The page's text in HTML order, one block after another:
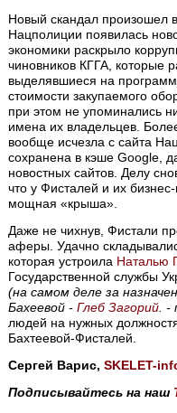
Новый скандал произошел
Нацполиции появилась
экономики раскрыло
чиновников КГГА, которые
выделявшиеся на
стоимости закупаемого
при этом не упоминались
имена их владельцев.
вообще исчезла с сайта
сохранена в кэше Google,
новостных сайтов. Делу
что у Фисталей и их
мощная «крыша».
Даже не чихнув, Фистали
аферы. Удачно
которая устроила Наталью
Государственной службы
(на самом деле за
Бахеевой -Глеб Загорий .
людей на нужных
Бахтеевой-Фисталей.
Сергей Варис,SKELET-
Подписывайтесь на наш